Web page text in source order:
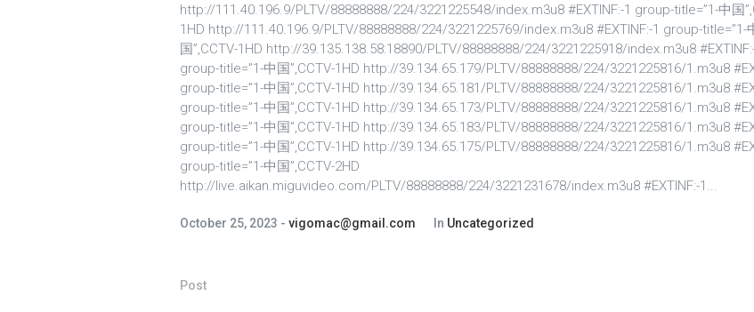
http://111.40.196.9/PLTV/88888888/224/3221225548/index.m3u8 #EXTINF:-1 group-title=”1-中国
1HD http://111.40.196.9/PLTV/88888888/224/3221225769/index.m3u8 #EXTINF:-1 group-title=”1-
国”,CCTV-1HD http://39.135.138.58:18890/PLTV/88888888/224/3221225918/index.m3u8
group-title=”1-中国”,CCTV-1HD http://39.134.65.179/PLTV/88888888/224/3221225816/1.m3u8
group-title=”1-中国”,CCTV-1HD http://39.134.65.181/PLTV/88888888/224/3221225816/1.m3u8
group-title=”1-中国”,CCTV-1HD http://39.134.65.173/PLTV/88888888/224/3221225816/1.m3u8
group-title=”1-中国”,CCTV-1HD http://39.134.65.183/PLTV/88888888/224/3221225816/1.m3u8
group-title=”1-中国”,CCTV-1HD http://39.134.65.175/PLTV/88888888/224/3221225816/1.m3u8
group-title=”1-中国”,CCTV-2HD
http://live.aikan.miguvideo.com/PLTV/88888888/224/3221231678/index.m3u8 #EXTINF:-1...
October 25, 2023 vigomac@gmail.com In Uncategorized
Post